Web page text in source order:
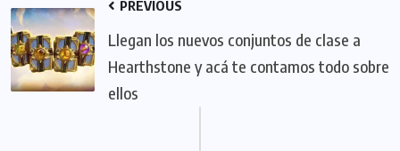
PREVIOUS
Llegan los nuevos conjuntos de clase a
Hearthstone y acá te contamos todo sobre
ellos